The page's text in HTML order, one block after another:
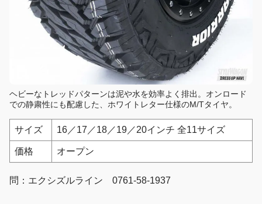
ヘビーなトレッドパターンは泥や水を効率よく排出。オンロード
での静粛性にも配慮した、ホワイトレター仕様のM/Tタイヤ。
サイズ 16／17／18／19／20インチ 全11サイズ
価格 オープン
問：エクシズルライン 0761-58-1937